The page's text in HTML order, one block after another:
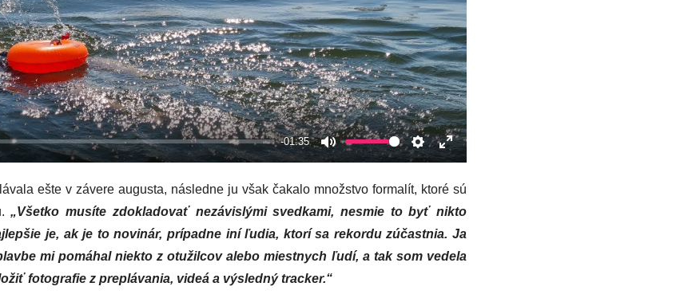
-01:35
Mute Settings
Enter
fullscreen
ešte v závere augusta, následne ju však čakalo množstvo formalít, ktoré sú
„Všetko musíte zdokladovať nezávislými svedkami, nesmie to byť nikto
je, ak je to novinár, prípadne iní ľudia, ktorí sa rekordu zúčastnia. Ja
mi pomáhal niekto z otužilcov alebo miestnych ľudí, a tak som vedela
fotografie z preplávania, videá a výsledný tracker.“